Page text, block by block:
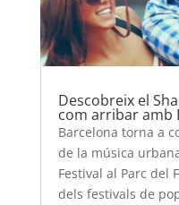
Descobreix el
com arribar amb
Barcelona torna a
de la música
Festival al Parc del
dels festivals de